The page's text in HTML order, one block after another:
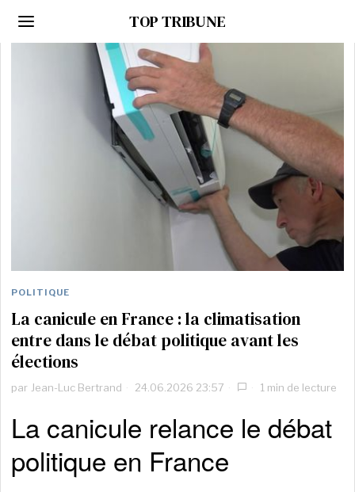
TOP TRIBUNE
POLITIQUE
La canicule en France : la climatisation
entre dans le débat politique avant les
élections
par Jean-Luc Bertrand 24.06.2026 23:57 1 min de lecture
La canicule relance le débat
politique en France